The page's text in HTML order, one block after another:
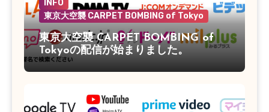
INFO
東京大空襲 CARPET BOMBING of Tokyo
東京大空襲 CARPET BOMBING of
Tokyoの配信が始まりました。